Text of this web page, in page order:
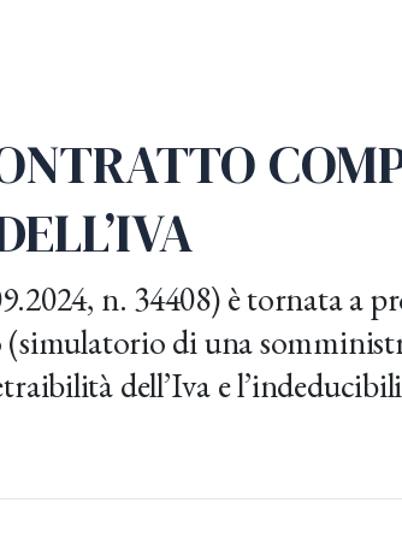
n. 34408) è tornata a
di una
dell’Iva e